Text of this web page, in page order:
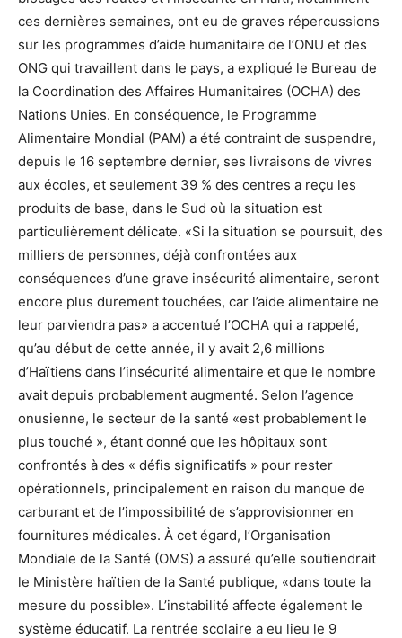
ces dernières semaines, ont eu de graves répercussions
sur les programmes d’aide humanitaire de l’ONU et des
ONG qui travaillent dans le pays, a expliqué le Bureau de
la Coordination des Affaires Humanitaires (OCHA) des
Nations Unies. En conséquence, le Programme
Alimentaire Mondial (PAM) a été contraint de suspendre,
depuis le 16 septembre dernier, ses livraisons de vivres
aux écoles, et seulement 39 % des centres a reçu les
produits de base, dans le Sud où la situation est
particulièrement délicate. «Si la situation se poursuit, des
milliers de personnes, déjà confrontées aux
conséquences d’une grave insécurité alimentaire, seront
encore plus durement touchées, car l’aide alimentaire ne
leur parviendra pas» a accentué l’OCHA qui a rappelé,
qu’au début de cette année, il y avait 2,6 millions
d’Haïtiens dans l’insécurité alimentaire et que le nombre
avait depuis probablement augmenté. Selon l’agence
onusienne, le secteur de la santé «est probablement le
plus touché », étant donné que les hôpitaux sont
confrontés à des « défis significatifs » pour rester
opérationnels, principalement en raison du manque de
carburant et de l’impossibilité de s’approvisionner en
fournitures médicales. À cet égard, l’Organisation
Mondiale de la Santé (OMS) a assuré qu’elle soutiendrait
le Ministère haïtien de la Santé publique, «dans toute la
mesure du possible». L’instabilité affecte également le
système éducatif. La rentrée scolaire a eu lieu le 9